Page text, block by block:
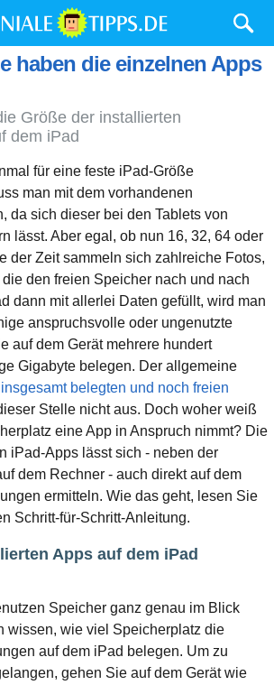
haben die einzelnen Apps
Größe der installierten
dem iPad
für eine feste iPad-Größe
man mit dem vorhandenen
da sich dieser bei den Tablets von
lässt. Aber egal, ob nun 16, 32, 64 oder
der Zeit sammeln sich zahlreiche Fotos,
den freien Speicher nach und nach
dann mit allerlei Daten gefüllt, wird man
anspruchsvolle oder ungenutzte
auf dem Gerät mehrere hundert
Gigabyte belegen. Der allgemeine
belegten und noch freien
Stelle nicht aus. Doch woher weiß
eine App in Anspruch nimmt? Die
iPad-Apps lässt sich - neben der
dem Rechner - auch direkt auf dem
ermitteln. Wie das geht, lesen Sie
Schritt-für-Schritt-Anleitung.
Apps auf dem iPad
Speicher ganz genau im Blick
wissen, wie viel Speicherplatz die
auf dem iPad belegen. Um zu
gehen Sie auf dem Gerät wie